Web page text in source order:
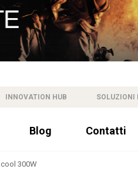
INNOVATION HUB SOLUZIONI
Blog Contatti
300W